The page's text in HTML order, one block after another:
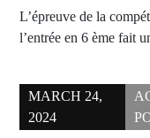
L’épreuve de la
l’entrée en 6 ème fait
MARCH 24,
2024